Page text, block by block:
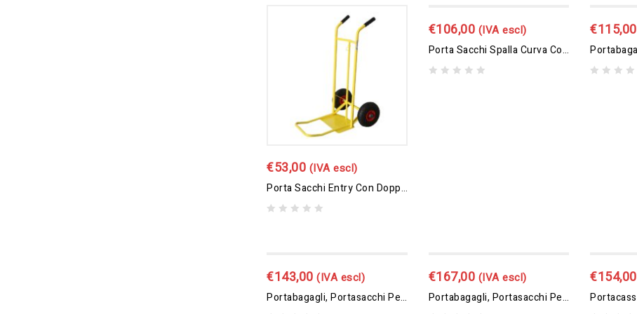
€53,00 (IVA escl)
Porta Sacchi Entry Con Doppia Pedana
€106,00 (IVA escl)
Porta Sacchi Spalla Curva Con Ruote Pneumatiche
€115,00
€143,00 (IVA escl)
Portabagagli, Portasacchi Pesante Con Pedana Ribaltabile
€167,00 (IVA escl)
Portabagagli, Portasacchi Pesante Con Pedana Ribaltabile Ruote Pneumatiche
€154,00